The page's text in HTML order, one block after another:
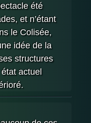
été
et n’étant
le Colisée,
idée de la
structures
actuel